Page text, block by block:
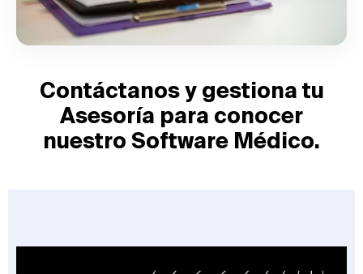
Contáctanos y gestiona tu
Asesoría para conocer
nuestro Software Médico.